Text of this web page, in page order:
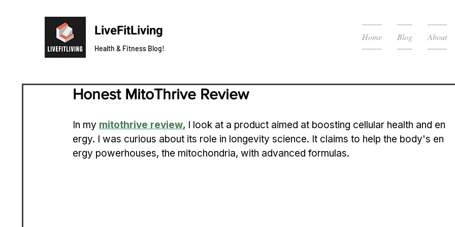
LiveFitLiving
Health & Fitness Blog!
Home Blog About
Honest MitoThrive Review
In my mitothrive review, I look at a product aimed at boosting cellular health and en
ergy. I was curious about its role in longevity science. It claims to help the body's en
ergy powerhouses, the mitochondria, with advanced formulas.